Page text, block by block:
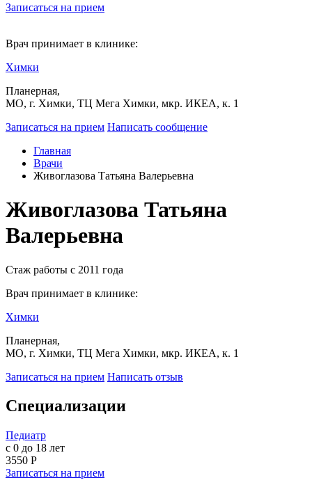
Записаться на прием
Врач принимает в клинике:
Химки
Планерная,
МО, г. Химки, ТЦ Мега Химки, мкр. ИКЕА, к. 1
Записаться на прием Написать сообщение
Главная
Врачи
Живоглазова Татьяна Валерьевна
Живоглазова Татьяна
Валерьевна
Стаж работы с 2011 года
Врач принимает в клинике:
Химки
Планерная,
МО, г. Химки, ТЦ Мега Химки, мкр. ИКЕА, к. 1
Записаться на прием Написать отзыв
Специализации
Педиатр
с 0 до 18 лет
3550 Р
Записаться на прием